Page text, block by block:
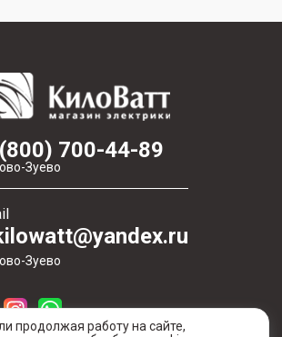
700-44-89
Зуево
Зуево
продолжая работу на сайте,